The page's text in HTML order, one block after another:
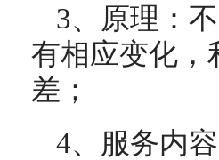
3、原理：
有相应变化，
差；
4、服务内